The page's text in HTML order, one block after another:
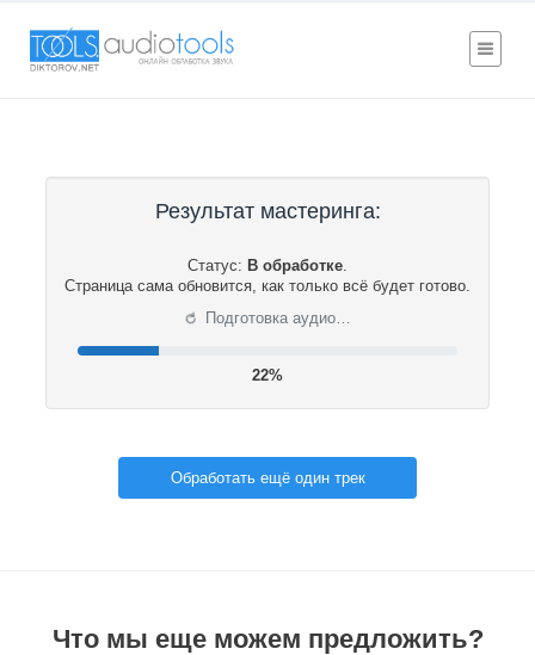
Результат мастеринга:
Статус: В обработке.
Страница сама обновится, как только всё будет готово.
⟳ Подготовка аудио…
22%
Обработать ещё один трек
Что мы еще можем предложить?